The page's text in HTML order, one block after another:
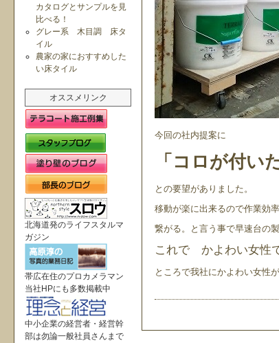
カタログとサンプルを見
比べる！
グレー系 木目調 床タ
イル
農家の家におすすめした
い床タイル
オススメリンク
北海道発のライフスタルマ
ガジン
帯広在住のプロカメラマン
当社HPにも多数掲載中
中小企業の経営者・経営幹
部は勿論一般社員さんまで
今回の社内提案に
「コロが付い
との要望がありました。
移動が楽に出来るので作業効
繋がる。と言う事で早速台の
これで かよわい女性
ところで我社にかよわい女性